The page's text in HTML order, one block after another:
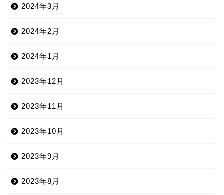
2024年3月
2024年2月
2024年1月
2023年12月
2023年11月
2023年10月
2023年9月
2023年8月